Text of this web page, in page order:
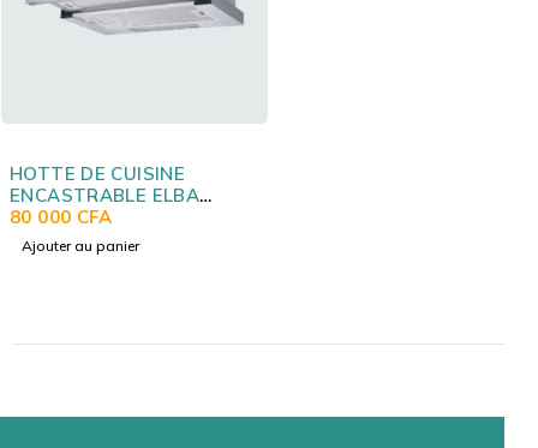
HOTTE DE CUISINE
ENCASTRABLE ELBA
60X60 INOX ELS72
80 000 CFA
Ajouter au panier